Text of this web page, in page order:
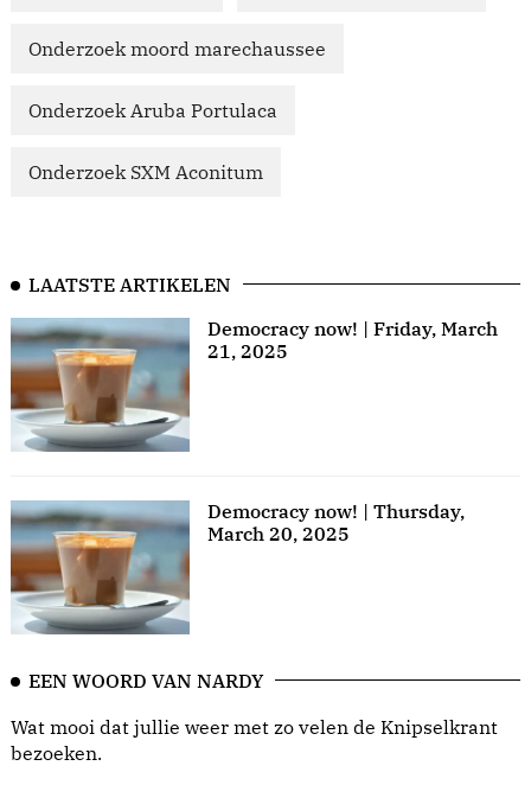
Onderzoek moord marechaussee
Onderzoek Aruba Portulaca
Onderzoek SXM Aconitum
LAATSTE ARTIKELEN
Democracy now! | Friday, March
21, 2025
Democracy now! | Thursday,
March 20, 2025
EEN WOORD VAN NARDY
Wat mooi dat jullie weer met zo velen de Knipselkrant
bezoeken.